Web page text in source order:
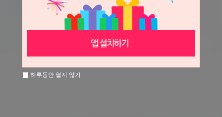
하루동안 열지 않기